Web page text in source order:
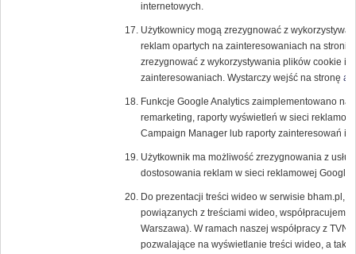
internetowych.
Użytkownicy mogą zrezygnować z
reklam opartych na zainteresowaniach na stronie
zrezygnować z wykorzystywania plików cookie
zainteresowaniach. Wystarczy wejść na stronę
Funkcje Google Analytics zaimplementowano
remarketing, raporty wyświetleń w sieci
Campaign Manager lub raporty zainteresowań i
Użytkownik ma możliwość zrezygnowania z
dostosowania reklam w sieci reklamowej Google
Do prezentacji treści wideo w serwisie bham.pl,
powiązanych z treściami wideo, współpracujemy
Warszawa). W ramach naszej współpracy z
pozwalające na wyświetlanie treści wideo, a